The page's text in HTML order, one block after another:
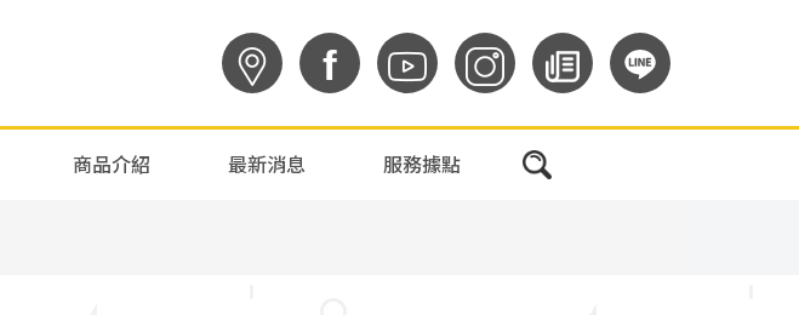
f
商品介紹 最新消息 服務據點